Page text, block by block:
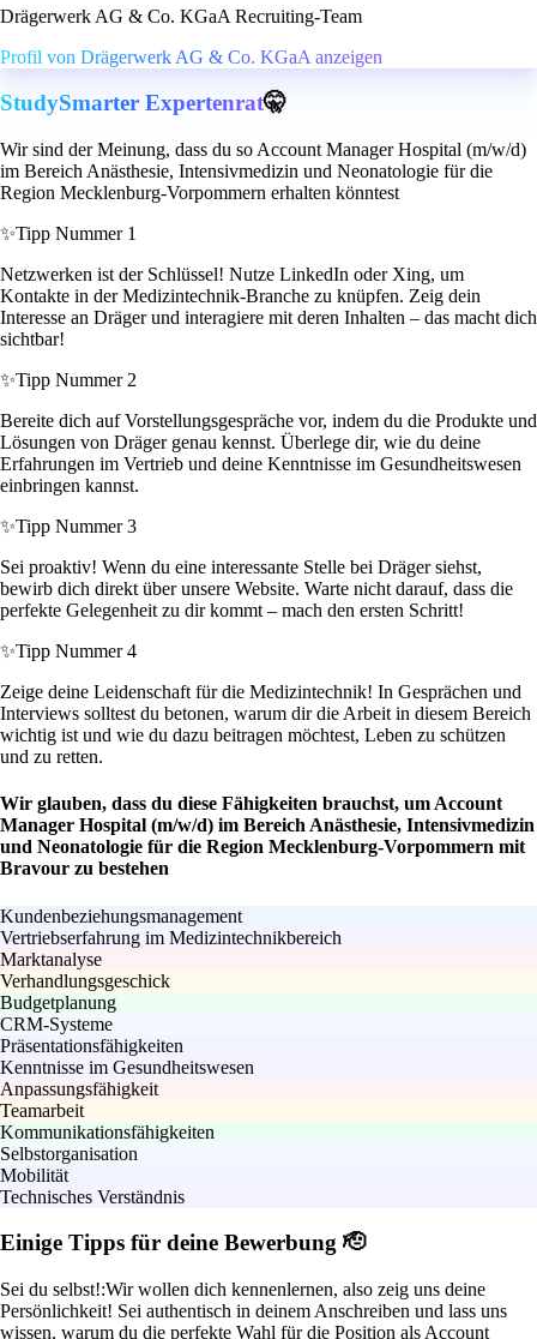
Drägerwerk AG & Co. KGaA Recruiting-Team
Profil von Drägerwerk AG & Co. KGaA anzeigen
StudySmarter Expertenrat🤫
Wir sind der Meinung, dass du so Account Manager Hospital (m/w/d)
im Bereich Anästhesie, Intensivmedizin und Neonatologie für die
Region Mecklenburg-Vorpommern erhalten könntest
✨Tipp Nummer 1
Netzwerken ist der Schlüssel! Nutze LinkedIn oder Xing, um
Kontakte in der Medizintechnik-Branche zu knüpfen. Zeig dein
Interesse an Dräger und interagiere mit deren Inhalten – das macht dich
sichtbar!
✨Tipp Nummer 2
Bereite dich auf Vorstellungsgespräche vor, indem du die Produkte und
Lösungen von Dräger genau kennst. Überlege dir, wie du deine
Erfahrungen im Vertrieb und deine Kenntnisse im Gesundheitswesen
einbringen kannst.
✨Tipp Nummer 3
Sei proaktiv! Wenn du eine interessante Stelle bei Dräger siehst,
bewirb dich direkt über unsere Website. Warte nicht darauf, dass die
perfekte Gelegenheit zu dir kommt – mach den ersten Schritt!
✨Tipp Nummer 4
Zeige deine Leidenschaft für die Medizintechnik! In Gesprächen und
Interviews solltest du betonen, warum dir die Arbeit in diesem Bereich
wichtig ist und wie du dazu beitragen möchtest, Leben zu schützen
und zu retten.
Wir glauben, dass du diese Fähigkeiten brauchst, um Account
Manager Hospital (m/w/d) im Bereich Anästhesie, Intensivmedizin
und Neonatologie für die Region Mecklenburg-Vorpommern mit
Bravour zu bestehen
Kundenbeziehungsmanagement
Vertriebserfahrung im Medizintechnikbereich
Marktanalyse
Verhandlungsgeschick
Budgetplanung
CRM-Systeme
Präsentationsfähigkeiten
Kenntnisse im Gesundheitswesen
Anpassungsfähigkeit
Teamarbeit
Kommunikationsfähigkeiten
Selbstorganisation
Mobilität
Technisches Verständnis
Einige Tipps für deine Bewerbung 🫡
Sei du selbst!:Wir wollen dich kennenlernen, also zeig uns deine
Persönlichkeit! Sei authentisch in deinem Anschreiben und lass uns
wissen, warum du die perfekte Wahl für die Position als Account